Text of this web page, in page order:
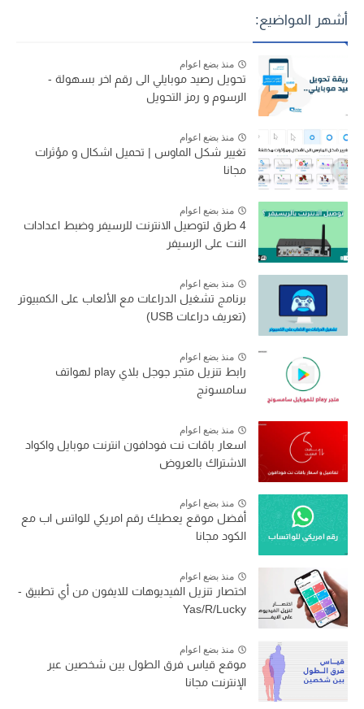
أشهر المواضيع:
منذ بضع اعوام
تحويل رصيد موبايلي الى رقم اخر بسهولة -
الرسوم و رمز التحويل
منذ بضع اعوام
تغيير شكل الماوس | تحميل اشكال و مؤثرات
مجانا
منذ بضع اعوام
4 طرق لتوصيل الانترنت للرسيفر وضبط اعدادات
النت على الرسيفر
منذ بضع اعوام
برنامج تشغيل الدراعات مع الألعاب على الكمبيوتر
(تعريف دراعات USB)
منذ بضع اعوام
رابط تنزيل متجر جوجل بلاي play لهواتف
سامسونج
منذ بضع اعوام
اسعار باقات نت فودافون انترنت موبايل واكواد
الاشتراك بالعروض
منذ بضع اعوام
أفضل موقع يعطيك رقم امريكي للواتس اب مع
الكود مجانا
منذ بضع اعوام
اختصار تنزيل الفيديوهات للايفون من أي تطبيق -
Yas/R/Lucky
منذ بضع اعوام
موقع قياس فرق الطول بين شخصين عبر
الإنترنت مجانا